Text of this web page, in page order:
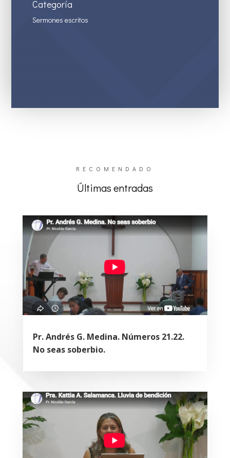
Categoría
Sermones escritos
RECOMENDADO
Últimas entradas
Pr. Andrés G. Medina. Números 21.22.
No seas soberbio.